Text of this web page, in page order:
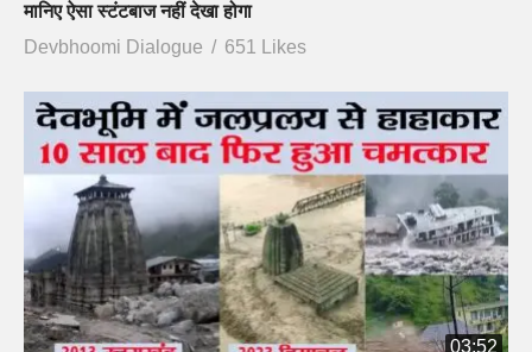
मानिए ऐसा स्टंटबाज नहीं देखा होगा
Devbhoomi Dialogue
651 Likes
03:52